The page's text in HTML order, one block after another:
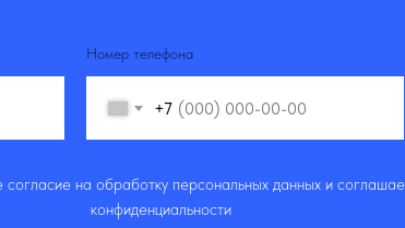
Номер телефона
+7
на обработку персональных данных и
конфиденциальности